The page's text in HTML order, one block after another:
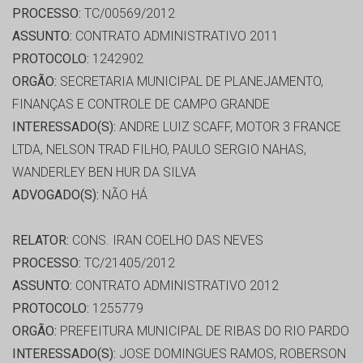
PROCESSO: TC/00569/2012
ASSUNTO: CONTRATO ADMINISTRATIVO 2011
PROTOCOLO: 1242902
ORGÃO: SECRETARIA MUNICIPAL DE PLANEJAMENTO,
FINANÇAS E CONTROLE DE CAMPO GRANDE
INTERESSADO(S): ANDRE LUIZ SCAFF, MOTOR 3 FRANCE
LTDA, NELSON TRAD FILHO, PAULO SERGIO NAHAS,
WANDERLEY BEN HUR DA SILVA
ADVOGADO(S): NÃO HÁ
RELATOR: CONS. IRAN COELHO DAS NEVES
PROCESSO: TC/21405/2012
ASSUNTO: CONTRATO ADMINISTRATIVO 2012
PROTOCOLO: 1255779
ORGÃO: PREFEITURA MUNICIPAL DE RIBAS DO RIO PARDO
INTERESSADO(S): JOSE DOMINGUES RAMOS, ROBERSON